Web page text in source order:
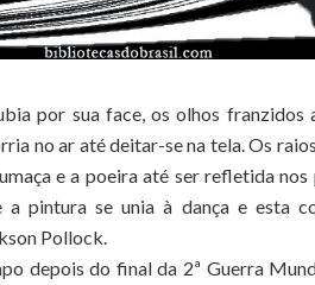
por sua face, os olhos franzidos
no ar até deitar-se na tela. Os
e a poeira até ser refletida
a pintura se unia à dança e esta
Pollock.
depois do final da 2ª Guerra